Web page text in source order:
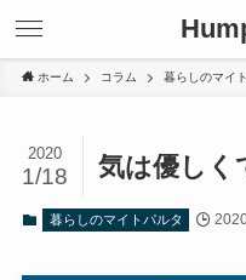
ホーム コラム 暮らしのマイ
気は優しく
2020
1/18
暮らしのマイトパルタ